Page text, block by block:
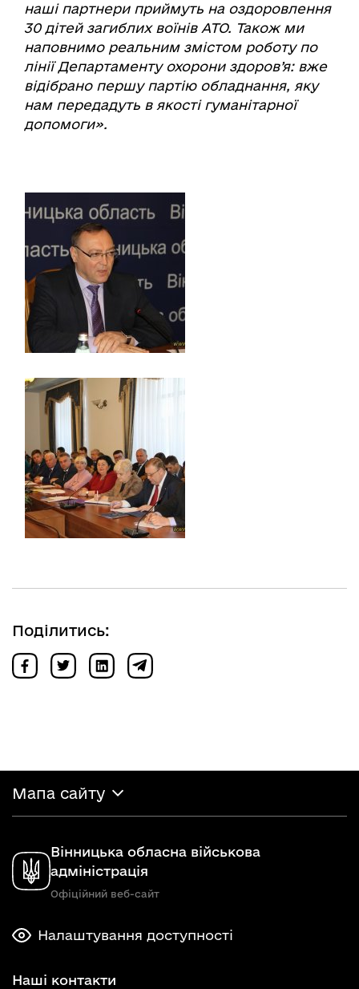
наші партнери приймуть на оздоровлення
30 дітей загиблих воїнів АТО. Також ми
наповнимо реальним змістом роботу по
лінії Департаменту охорони здоров’я: вже
відібрано першу партію обладнання, яку
нам передадуть в якості гуманітарної
допомоги».
Поділитись:
Мапа сайту
Вінницька обласна військова
адміністрація
Офіційний веб-сайт
Налаштування доступності
Наші контакти